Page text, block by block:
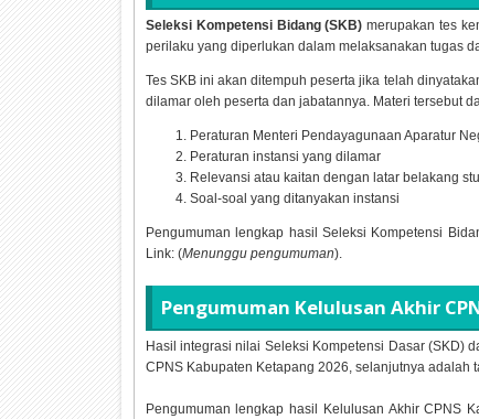
Seleksi Kompetensi Bidang (SKB) merupakan tes
perilaku yang diperlukan dalam melaksanakan tugas
Tes SKB ini akan ditempuh peserta jika telah
dilamar oleh peserta dan jabatannya. Materi tersebut
Peraturan Menteri Pendayagunaan Aparatur
Peraturan instansi yang dilamar
Relevansi atau kaitan dengan latar belakang
Soal-soal yang ditanyakan instansi
Pengumuman lengkap hasil Seleksi Kompetensi
Link: (Menunggu pengumuman).
Pengumuman Kelulusan Akhir
Hasil integrasi nilai Seleksi Kompetensi Dasar (SKD)
CPNS Kabupaten Ketapang 2026, selanjutnya adalah
Pengumuman lengkap hasil Kelulusan Akhir CPNS